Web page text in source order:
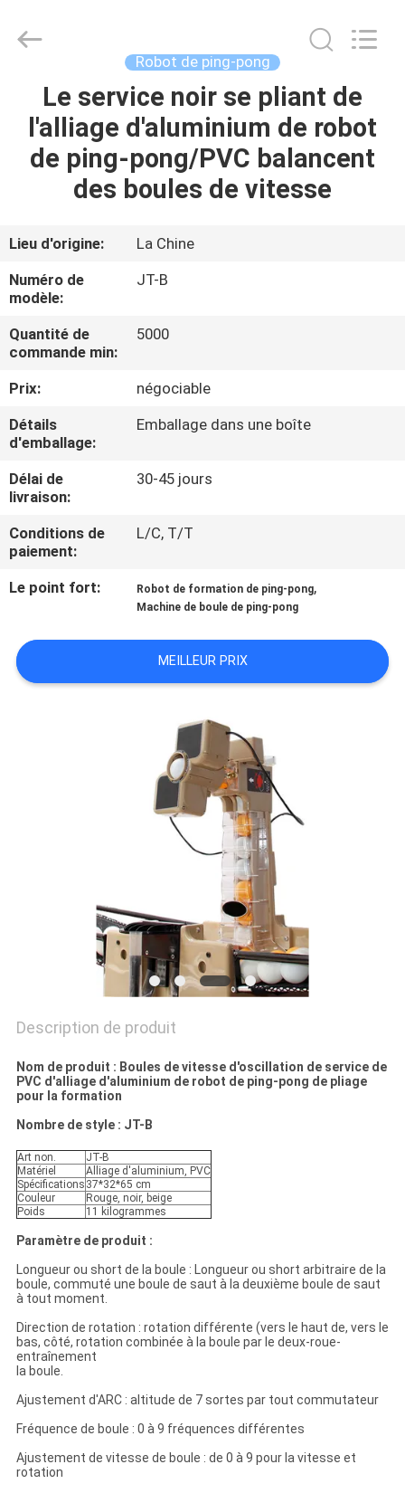
LA
MAISON
À
PROPOS
DE
NOUS
VISITE
DE
L'USINE
CONTRÔLE
DE
LA
QUALITÉ
NOUS
PRIVACY
Dunya
Sports
Robot de ping-pong
Le service noir se pliant de
l'alliage d'aluminium de robot
de ping-pong/PVC balancent
des boules de vitesse
Lieu d'origine:
La Chine
Numéro de
modèle:
JT-B
Quantité de
commande min:
5000
Prix:
négociable
Détails
d'emballage:
Emballage dans une boîte
Délai de
livraison:
30-45 jours
Conditions de
paiement:
L/C, T/T
Le point fort: Robot de formation de ping-pong,
Machine de boule de ping-pong
MEILLEUR PRIX
Description de produit
Nom de produit : Boules de vitesse d'oscillation de service de
PVC d'alliage d'aluminium de robot de ping-pong de pliage
pour la formation
Nombre de style : JT-B
Art non.
JT-B
Matériel
Alliage d'aluminium, PVC
Spécifications 37*32*65 cm
Couleur
Rouge, noir, beige
Poids
11 kilogrammes
Paramètre de produit :
Longueur ou short de la boule : Longueur ou short arbitraire de la
boule, commuté une boule de saut à la deuxième boule de saut
à tout moment.
Direction de rotation : rotation différente (vers le haut de, vers le
bas, côté, rotation combinée à la boule par le deux-roue-
entraînement
la boule.
Ajustement d'ARC : altitude de 7 sortes par tout commutateur
Fréquence de boule : 0 à 9 fréquences différentes
Ajustement de vitesse de boule : de 0 à 9 pour la vitesse et
rotation